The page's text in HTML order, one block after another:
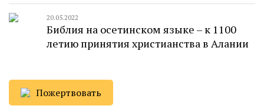
20.05.2022
Библия на осетинском языке – к 1100
летию принятия христианства в Алании
Пожертвовать